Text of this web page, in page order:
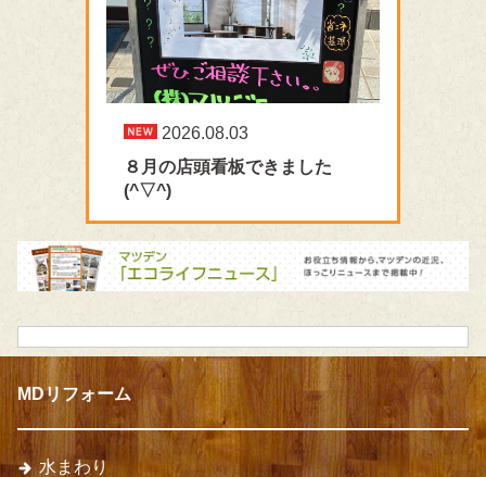
2026.08.03
８月の店頭看板できました
(^▽^)
MDリフォーム
水まわり